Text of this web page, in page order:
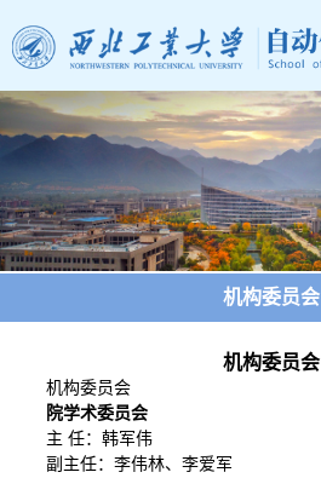
机构委员会
机构委员会
机构委员会
院学术委员会
主 任：韩军伟
副主任：李伟林、李爱军